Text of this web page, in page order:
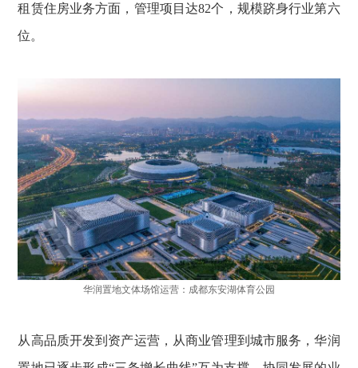
租赁住房业务方面，管理项目达82个，规模跻身行业第六
位。
华润置地文体场馆运营：成都东安湖体育公园
从高品质开发到资产运营，从商业管理到城市服务，华润